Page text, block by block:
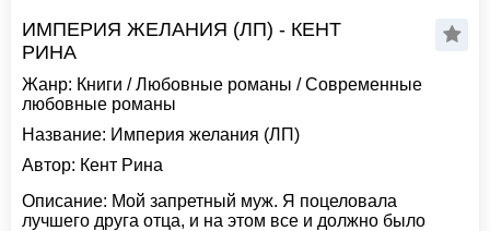
ИМПЕРИЯ ЖЕЛАНИЯ (ЛП) - КЕНТ
РИНА
Жанр: Книги /Любовные романы /Современные
любовные романы
Название: Империя желания (ЛП)
Автор: Кент Рина
Описание: Мой запретный муж. Я поцеловала
лучшего друга отца, и на этом все и должно было